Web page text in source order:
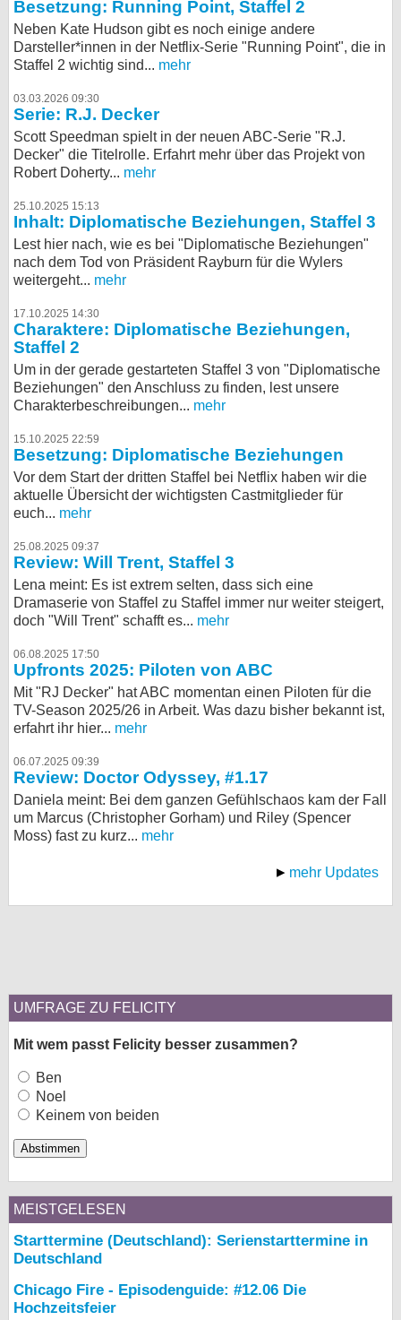
Besetzung: Running Point, Staffel 2
Neben Kate Hudson gibt es noch einige andere
Darsteller*innen in der Netflix-Serie "Running Point", die in
Staffel 2 wichtig sind... mehr
03.03.2026 09:30
Serie: R.J. Decker
Scott Speedman spielt in der neuen ABC-Serie "R.J.
Decker" die Titelrolle. Erfahrt mehr über das Projekt von
Robert Doherty... mehr
25.10.2025 15:13
Inhalt: Diplomatische Beziehungen, Staffel 3
Lest hier nach, wie es bei "Diplomatische Beziehungen"
nach dem Tod von Präsident Rayburn für die Wylers
weitergeht... mehr
17.10.2025 14:30
Charaktere: Diplomatische Beziehungen,
Staffel 2
Um in der gerade gestarteten Staffel 3 von "Diplomatische
Beziehungen" den Anschluss zu finden, lest unsere
Charakterbeschreibungen... mehr
15.10.2025 22:59
Besetzung: Diplomatische Beziehungen
Vor dem Start der dritten Staffel bei Netflix haben wir die
aktuelle Übersicht der wichtigsten Castmitglieder für
euch... mehr
25.08.2025 09:37
Review: Will Trent, Staffel 3
Lena meint: Es ist extrem selten, dass sich eine
Dramaserie von Staffel zu Staffel immer nur weiter steigert,
doch "Will Trent" schafft es... mehr
06.08.2025 17:50
Upfronts 2025: Piloten von ABC
Mit "RJ Decker" hat ABC momentan einen Piloten für die
TV-Season 2025/26 in Arbeit. Was dazu bisher bekannt ist,
erfahrt ihr hier... mehr
06.07.2025 09:39
Review: Doctor Odyssey, #1.17
Daniela meint: Bei dem ganzen Gefühlschaos kam der Fall
um Marcus (Christopher Gorham) und Riley (Spencer
Moss) fast zu kurz... mehr
mehr Updates
UMFRAGE ZU FELICITY
Mit wem passt Felicity besser zusammen?
Ben
Noel
Keinem von beiden
MEISTGELESEN
Starttermine (Deutschland): Serienstarttermine in
Deutschland
Chicago Fire - Episodenguide: #12.06 Die
Hochzeitsfeier